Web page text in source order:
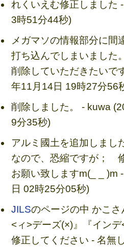
れくいえむ修正しました
3時51分44秒)
メガマソの情報部分に間
打ち込んでしまいました
削除していただきたいで
年11月14日 19時27分56
削除しました。 - kuwa
9分35秒)
アルミ國土を追加しまし
なので、恐縮ですが；
お願い致しますm(_ _ )m
日 02時25分05秒)
JILSのページの中 かこ
<ィ>デーズ(×)』『インデ
修正してください - 名無